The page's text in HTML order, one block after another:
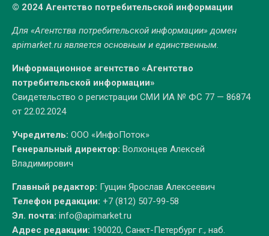
© 2024 Агентство потребительской информации
Для «Агентства потребительской информации» домен
apimarket.ruявляется основным и единственным.
Информационное агентство «Агентство
потребительской информации»
Свидетельство о регистрации СМИ ИА № ФС 77 — 86874
от 22.02.2024
Учредитель: ООО «ИнфоПоток»
Генеральный директор: Волхонцев Алексей
Владимирович
Главный редактор: Гущин Ярослав Алексеевич
Телефон редакции: +7 (812) 507-99-58
Эл. почта: info@apimarket.ru
Адрес редакции: 190020, Санкт-Петербург г., наб.